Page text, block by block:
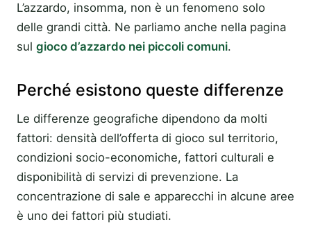
L’azzardo, insomma, non è un fenomeno solo
delle grandi città. Ne parliamo anche nella pagina
sul gioco d’azzardo nei piccoli comuni.
Perché esistono queste differenze
Le differenze geografiche dipendono da molti
fattori: densità dell’offerta di gioco sul territorio,
condizioni socio-economiche, fattori culturali e
disponibilità di servizi di prevenzione. La
concentrazione di sale e apparecchi in alcune aree
è uno dei fattori più studiati.